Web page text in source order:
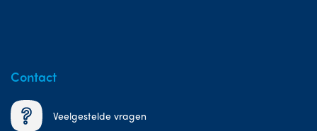
Contact
Veelgestelde vragen